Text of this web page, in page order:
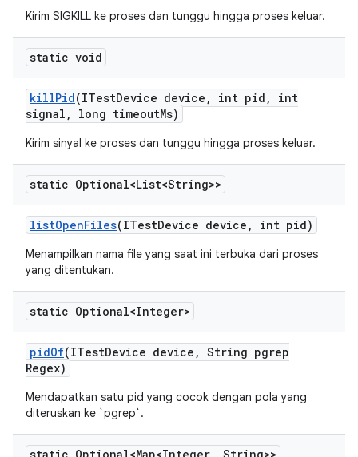
Kirim SIGKILL ke proses dan tunggu hingga proses keluar.
static void
killPid(ITestDevice device , int pid ,
int
signal , long timeoutMs)
Kirim sinyal ke proses dan tunggu hingga proses keluar.
static Optional<List<String>>
listOpenFiles(ITestDevice device , int pid)
Menampilkan nama file yang saat ini terbuka dari proses
yang ditentukan.
static Optional<Integer>
pidOf(ITestDevice device , String pgrep
Regex)
Mendapatkan satu pid yang cocok dengan pola yang
diteruskan ke `pgrep`.